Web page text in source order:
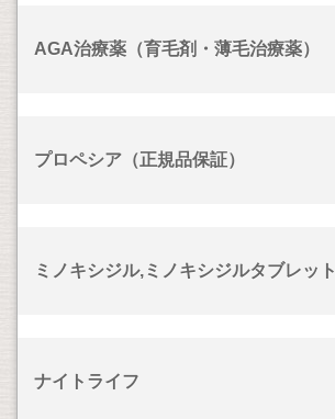
AGA治療薬（育毛剤・薄毛治療薬）
プロペシア（正規品保証）
ミノキシジル,ミノキシジルタブレット
ナイトライフ